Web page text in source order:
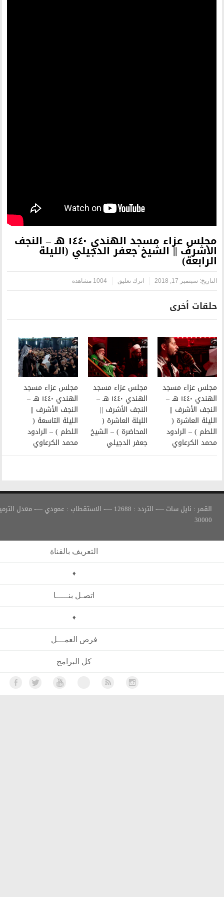
مجلس عزاء مسجد الهندي ١٤٤٠ هـ – النجف
جعفر الدجيلي (الليلة
اترك تعليق 1004 مشاهدة
مجلس عزاء مسجد
الهندي ١٤٤٠ هـ –
النجف الأشرف ||
الليلة العاشرة (
المحاضرة ) – الشيخ
جعفر الدجيلي
مجلس عزاء مسجد
الهندي ١٤٤٠ هـ –
النجف الأشرف ||
الليلة التاسعة (
اللطم ) – الرادود
محمد الكرعاوي
القمر : نايل سات —- التردد : 12688 —- الاستقطاب : عمودي —- معدل الترميز :